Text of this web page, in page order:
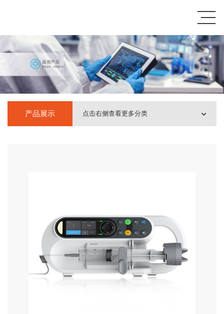
产品展示 点击右侧查看更多分类